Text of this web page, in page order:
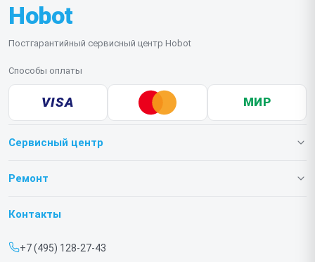
Hobot
Постгарантийный сервисный центр Hobot
Способы оплаты
VISA МИР
Сервисный центр
О нашем сервисе
Срочный ремонт
Ремонт
Роботов-пылесосов
Контакты
+7 (495) 128-27-43